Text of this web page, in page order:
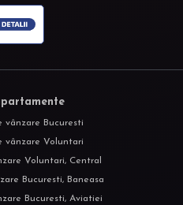
vânzare Bucuresti
vânzare Voluntari
Voluntari, Central
Bucuresti, Baneasa
Bucuresti, Aviatiei